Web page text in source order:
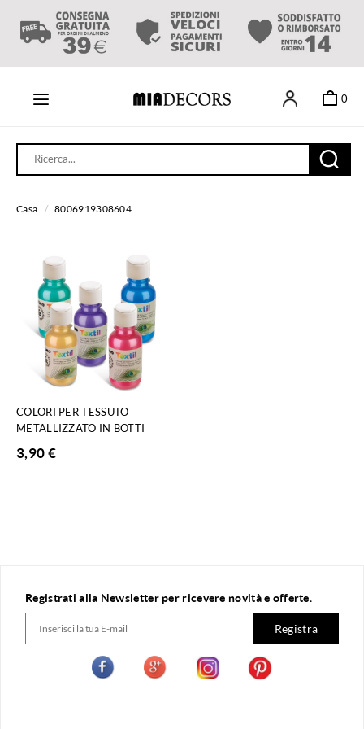
0
Casa / 8006919308604
COLORI PER TESSUTO
METALLIZZATO IN BOTTI
3,90€
Registrati alla Newsletter per ricevere novità e offerte.
Registra